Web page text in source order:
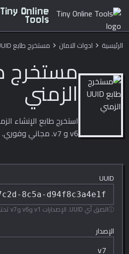
Tiny Online
Tools
الرئيسية chevron_right ادوات الامان chevron_right مستخرج طابع UUID الزمني
الزمني
v6 و v7. مجاني وفوري.
UUID
الصق أي UUID. الإصدارات v1 وv6 وv7 تحتوي على طوابع زمنية.
الإصدار